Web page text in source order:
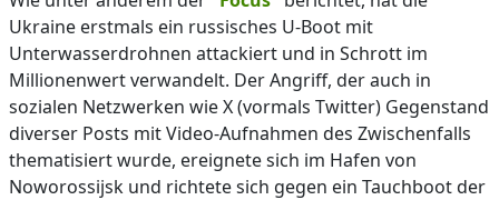
Ukraine erstmals ein russisches U-Boot mit
Unterwasserdrohnen attackiert und in Schrott im
Millionenwert verwandelt. Der Angriff, der auch in
sozialen Netzwerken wie X (vormals Twitter) Gegenstand
diverser Posts mit Video-Aufnahmen des Zwischenfalls
thematisiert wurde, ereignete sich im Hafen von
Noworossijsk und richtete sich gegen ein Tauchboot der